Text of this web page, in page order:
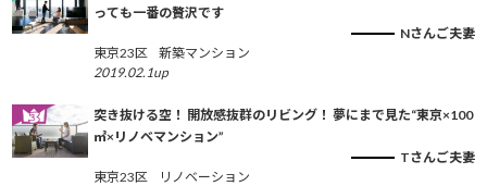
っても一番の贅沢です
Nさんご夫妻
東京23区
新築マンション
2019.02.1up
突き抜ける空！ 開放感抜群のリビング！ 夢にまで見た“東京×100
㎡×リノベマンション”
Tさんご夫妻
東京23区
リノベーション